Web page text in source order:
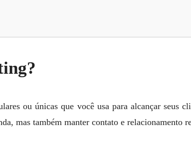
ou únicas que você usa para alcançar seus
mas também manter contato e relacionamento